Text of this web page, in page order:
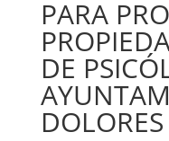
PARA
DE
DOLORES